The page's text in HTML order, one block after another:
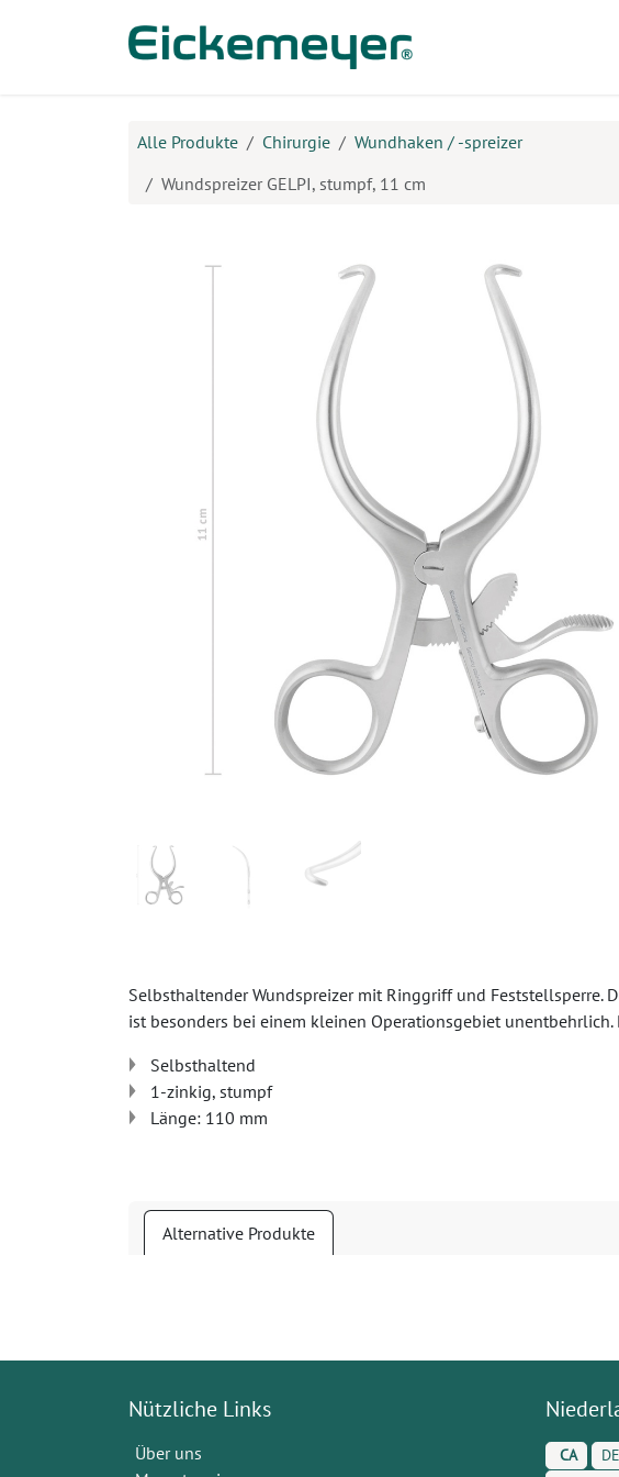
Alle Produkte Chirurgie
Wundhaken / -spreizer
Wundspreizer GELPI, stumpf, 11 cm
Selbsthaltender Wundspreizer mit Ringgriff und Feststellsperre.
ist besonders bei einem kleinen Operationsgebiet
Selbsthaltend
1-zinkig, stumpf
Länge: 110 mm
Alternative Produkte
Nützliche Links
Über uns
CA DE